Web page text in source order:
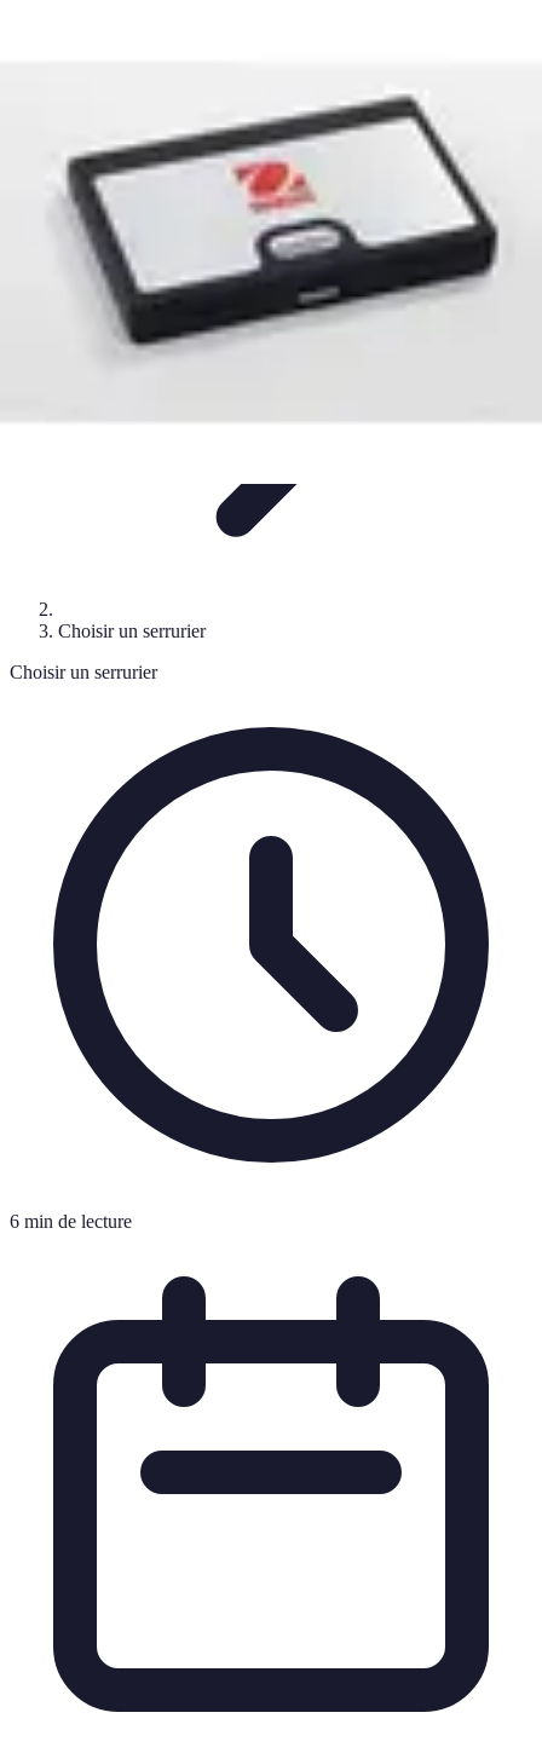
Trouver un Serrurier
Choisir un serrurier
Choisir un serrurier
6 min de lecture